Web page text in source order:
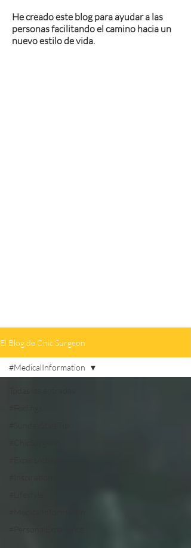
He creado este blog para ayudar a las
personas facilitando el camino hacia un
nuevo estilo de vida.
El Blog de Chic Surgeon
#MedicalInformation